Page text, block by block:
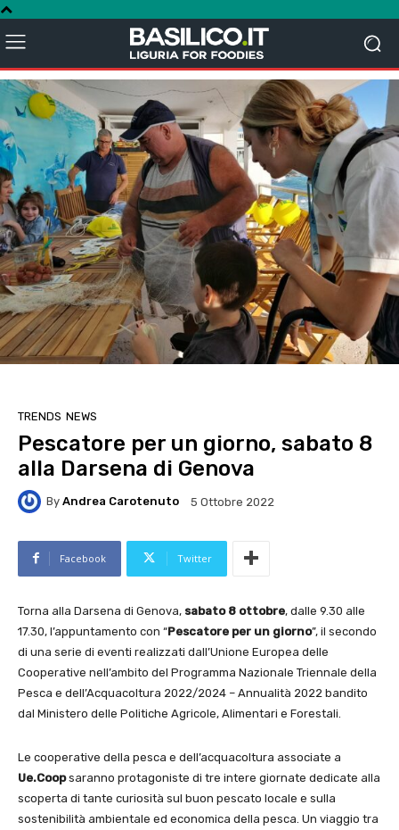
TRENDS NEWS
Pescatore per un giorno, sabato 8
alla Darsena di Genova
By Andrea Carotenuto 5 Ottobre 2022
Facebook Twitter
Torna alla Darsena di Genova, sabato 8 ottobre, dalle 9.30 alle
17.30, l’appuntamento con “Pescatore per un giorno”, il secondo
di una serie di eventi realizzati dall’Unione Europea delle
Cooperative nell’ambito del Programma Nazionale Triennale della
Pesca e dell’Acquacoltura 2022/2024 – Annualità 2022 bandito
dal Ministero delle Politiche Agricole, Alimentari e Forestali.
Le cooperative della pesca e dell’acquacoltura associate a
Ue.Coopsaranno protagoniste di tre intere giornate dedicate alla
scoperta di tante curiosità sul buon pescato locale e sulla
sostenibilità ambientale ed economica della pesca. Un viaggio tra